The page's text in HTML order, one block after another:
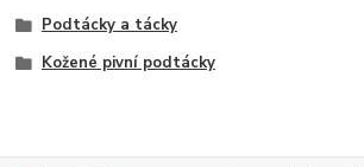
Podtácky a tácky
Kožené pivní podtácky